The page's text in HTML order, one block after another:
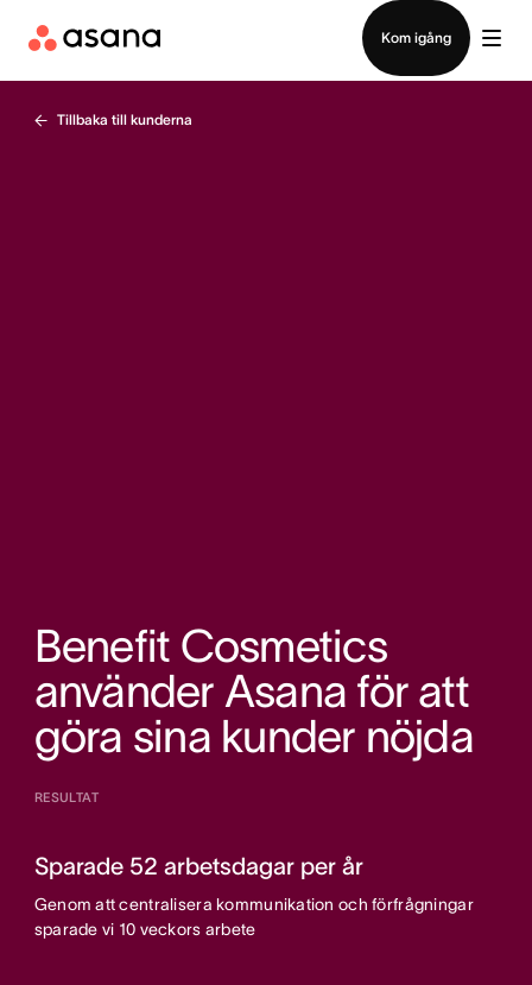
Kom igång
Tillbaka till kunderna
Benefit Cosmetics
använder Asana för att
göra sina kunder nöjda
RESULTAT
Sparade 52 arbetsdagar per år
Genom att centralisera kommunikation och förfrågningar
sparade vi 10 veckors arbete